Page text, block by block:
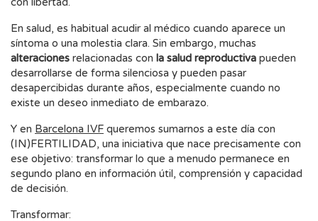
En salud, es habitual acudir al médico cuando aparece un
síntoma o una molestia clara. Sin embargo, muchas
alteraciones relacionadas con la salud reproductiva pueden
desarrollarse de forma silenciosa y pueden pasar
desapercibidas durante años, especialmente cuando no
existe un deseo inmediato de embarazo.
Y en Barcelona IVF
(IN)FERTILIDAD, una iniciativa que nace precisamente con
ese objetivo: transformar lo que a menudo permanece en
segundo plano en información útil, comprensión y capacidad
de decisión.
Transformar: